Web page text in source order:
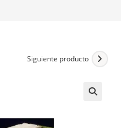
Siguiente producto